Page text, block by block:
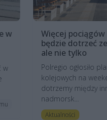
w
w
Więcej
będzie dotrzeć
ale nie tylko
Polregio ogłosiło
kolejowych na
dotrzemy między
nadmorsk...
Aktualności